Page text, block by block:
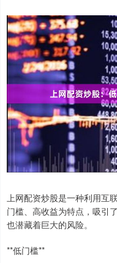
上网配资炒股是一种利用互
门槛、高收益为特点，吸引
也潜藏着巨大的风险。
**低门槛**